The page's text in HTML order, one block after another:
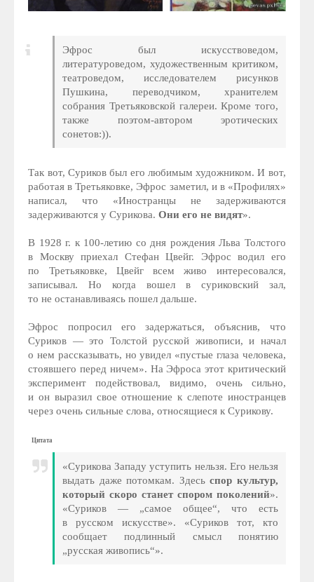
Эфрос был искусствоведом,
литературоведом, художественным критиком,
театроведом, исследователем рисунков
Пушкина, переводчиком, хранителем
собрания Третьяковской галереи. Кроме того,
также поэтом-автором эротических
сонетов:)).
Так вот, Суриков был его любимым художником. И вот,
работая в Третьяковке, Эфрос заметил, и в «Профилях»
написал, что «Иностранцы не задерживаются
задерживаются у Сурикова.Они его не видят».
В 1928 г. к 100-летию со дня рождения Льва Толстого
в Москву приехал Стефан Цвейг. Эфрос водил его
по Третьяковке, Цвейг всем живо интересовался,
записывал. Но когда вошел в суриковский зал,
то не останавливаясь пошел дальше.
Эфрос попросил его задержаться, объяснив, что
Суриков — это Толстой русской живописи, и начал
о нем рассказывать, но увидел «пустые глаза человека,
стоявшего перед ничем». На Эфроса этот критический
эксперимент подействовал, видимо, очень сильно,
и он выразил свое отношение к слепоте иностранцев
через очень сильные слова, относящиеся к Сурикову.
Цитата
«Сурикова Западу уступить нельзя. Его нельзя
выдать даже потомкам. Здесьспор культур,
который скоро станет спором поколений».
«Суриков — „самое общее“, что есть
в русском искусстве». «Суриков тот, кто
сообщает подлинный смысл понятию
„русская живопись“».